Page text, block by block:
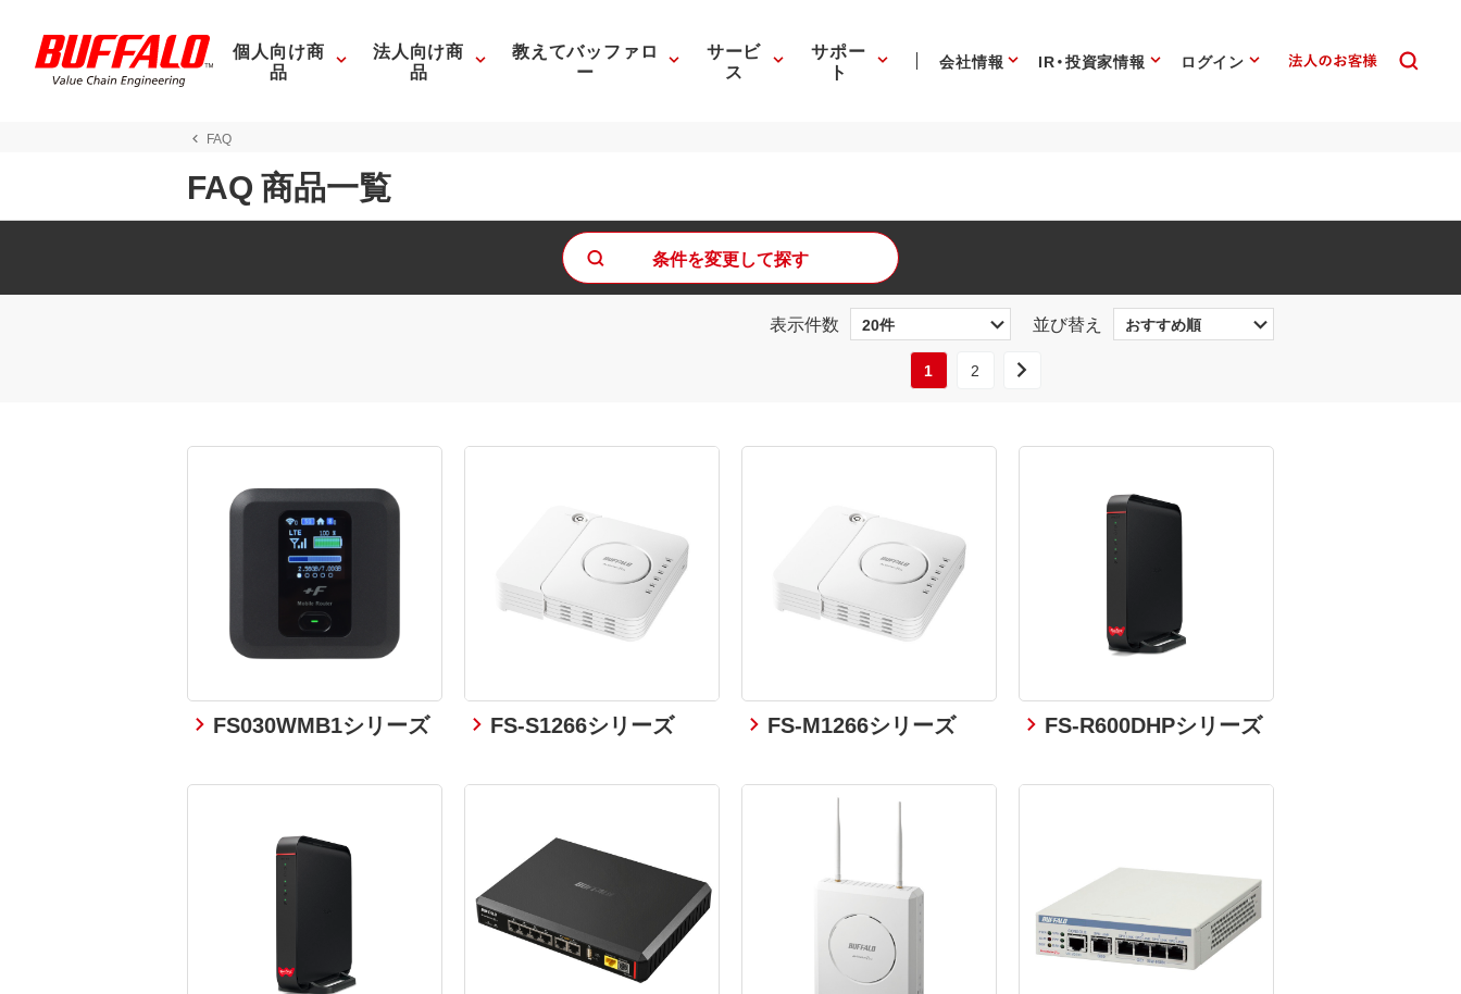
個人向け商
品
法人向け商
品
教えてバッファロ
ー
サービ
ス
サポー
ト 会社情報 IR・投資家情報 ログイン
FAQ
FAQ 商品一覧
条件を変更して探す
表示件数 並び替え
1 2
FS030WMB1シリーズ FS-S1266シリーズ FS-M1266シリーズ FS-R600DHPシリーズ